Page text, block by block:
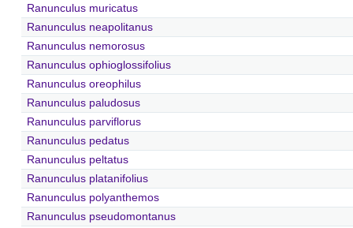
Ranunculus muricatus
Ranunculus neapolitanus
Ranunculus nemorosus
Ranunculus ophioglossifolius
Ranunculus oreophilus
Ranunculus paludosus
Ranunculus parviflorus
Ranunculus pedatus
Ranunculus peltatus
Ranunculus platanifolius
Ranunculus polyanthemos
Ranunculus pseudomontanus